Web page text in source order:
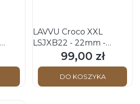
LAVVU Croco XXL
LSJXB22 - 22mm -
CZARNY - Skórzany
pasek do zegarka
Cena
99,00 zł
DO KOSZYKA